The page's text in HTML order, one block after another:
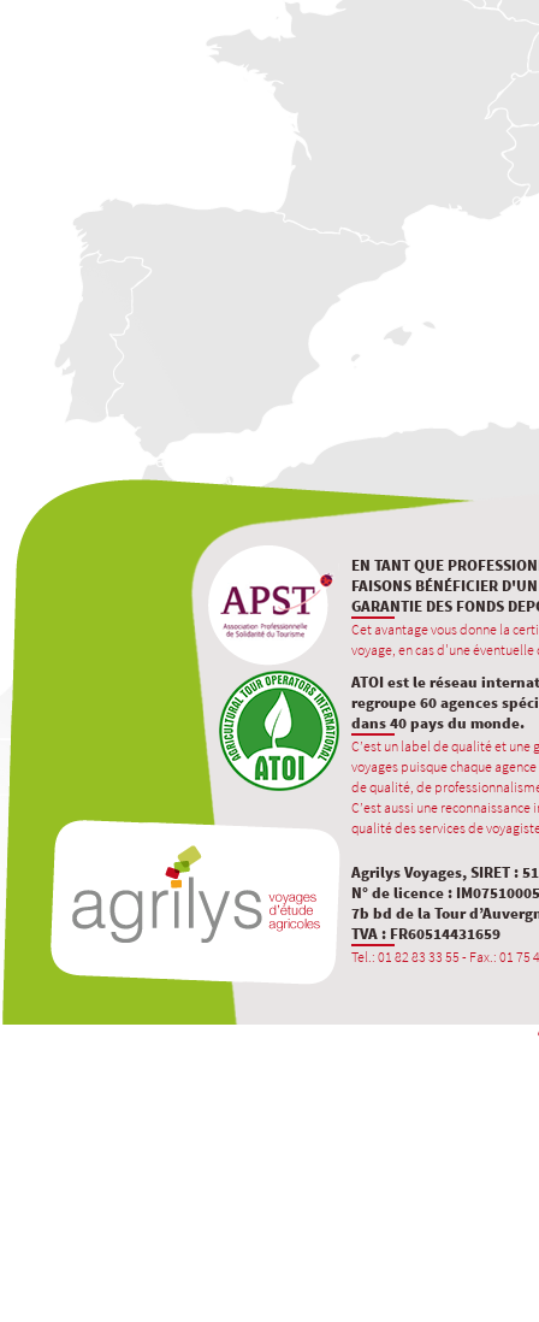
EN TANT QUE
FAISONS BÉNÉFICIER
GARANTIE DES FONDS
Cet avantage vous donne la
voyage, en cas d'une
ATOI est le réseau
regroupe 60 agences
dans 40 pays du monde.
C’est un label de qualité et
voyages puisque chaque
de qualité, de
C’est aussi une
qualité des services de
Agrilys Voyages, SIRET :
N° de licence :
7b bd de la Tour
TVA : FR60514431659
Tel.: 01 82 83 33 55 - Fax.: 01 75